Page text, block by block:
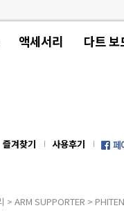
액세서리 다트 보
즐겨찾기 사용후기
> ARM SUPPORTER >